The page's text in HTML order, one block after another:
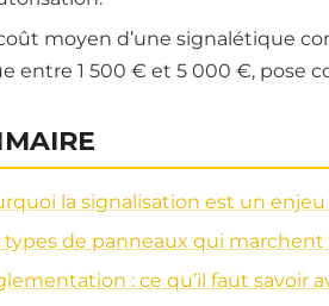
moyen d’une signalétique
entre 1 500 € et 5 000 €, pose
la signalisation est un
types de panneaux qui
: ce qu’il faut savoir